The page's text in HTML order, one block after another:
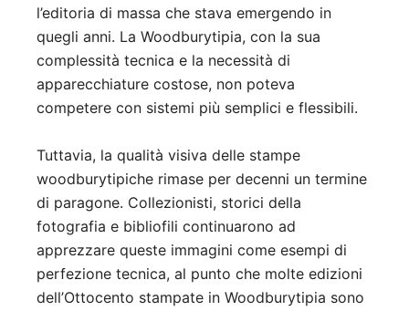
l’editoria di massa che stava emergendo in
quegli anni. La Woodburytipia, con la sua
complessità tecnica e la necessità di
apparecchiature costose, non poteva
competere con sistemi più semplici e flessibili.
Tuttavia, la qualità visiva delle stampe
woodburytipiche rimase per decenni un termine
di paragone. Collezionisti, storici della
fotografia e bibliofili continuarono ad
apprezzare queste immagini come esempi di
perfezione tecnica, al punto che molte edizioni
dell’Ottocento stampate in Woodburytipia sono